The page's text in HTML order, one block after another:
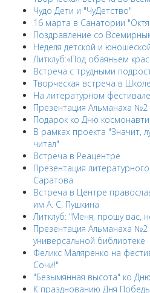
Чудо Дети и "ЧуДетство"
16 марта в Санатории
Поздравление со
Неделя детской и
Литклуб:«Под обаяньем
Встреча с трудными
Творческая встреча в
На литературном
Презентация Альманаха №2
Подарок ко Дню
В рамках проекта "Значит,
читал"
Встреча в Реацентре
Презентация
Саратова
Встреча в Центре
им А. С. Пушкина
Литклуб: "Меня, прошу вас,
Презентация Альманаха
универсальной библиотеке
Феликс Маляренко на
Сочи!"
"Безымянная высота" ко
К празднованию Дня Победы